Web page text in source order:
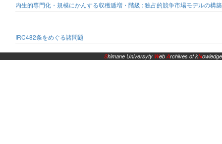
内生的専門化・規模にかんする収穫逓増・階級 : 独占的競争市場モデルの構
IRC482条をめぐる諸問題
Shimane Universyty WebArchives of kNowledge